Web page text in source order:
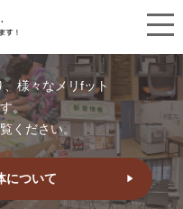
様々なメリfット
。
ください。
について